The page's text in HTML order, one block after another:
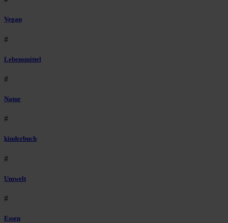
Vegan
#
Lebensmittel
#
Natur
#
kinderbuch
#
Umwelt
#
Essen